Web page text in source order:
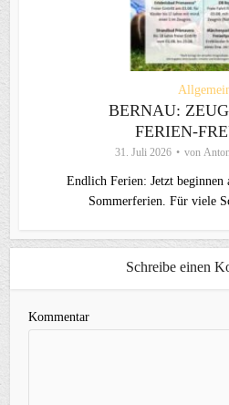
BERNAU:
FERIEN-
31. Juli 2026 von
Endlich Ferien: Jetzt beginnen
Sommerferien. Für viele
Schreibe einen
Kommentar